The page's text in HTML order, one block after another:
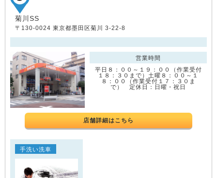
菊川SS
〒130-0024 東京都墨田区菊川 3-22-8
営業時間
平日８：００～１９：００（作業受付
１８：３０まで）土曜８：００～１
８：００（作業受付１７：３０ま
で） 定休日：日曜・祝日
店舗詳細はこちら
手洗い洗車